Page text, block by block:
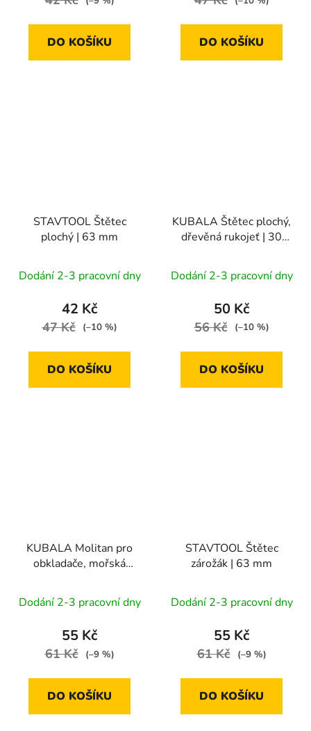
DO KOŠÍKU DO KOŠÍKU
STAVTOOL Štětec
plochý | 63 mm
Dodání 2-3 pracovní dny
42 Kč
47 Kč (–10 %)
DO KOŠÍKU
KUBALA Štětec plochý,
dřevěná rukojeť | 30
Dodání 2-3 pracovní dny
50 Kč
56 Kč (–10 %)
DO KOŠÍKU
KUBALA Molitan pro
obkladače, mořská
mm
Dodání 2-3 pracovní dny
55 Kč
61 Kč (–9 %)
DO KOŠÍKU
STAVTOOL Štětec
zárožák | 63 mm
Dodání 2-3 pracovní dny
55 Kč
61 Kč (–9 %)
DO KOŠÍKU